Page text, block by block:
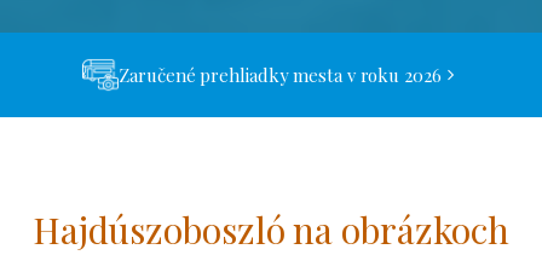
Zaručené prehliadky mesta v roku 2026
Hajdúszoboszló na obrázkoch